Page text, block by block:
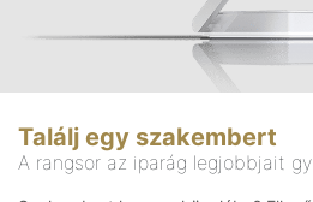
Találj egy szakembert
A rangsor az iparág legjobbjait